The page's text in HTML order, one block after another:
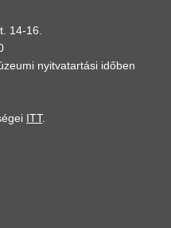
14-16.
nyitvatartási időben
ITT.